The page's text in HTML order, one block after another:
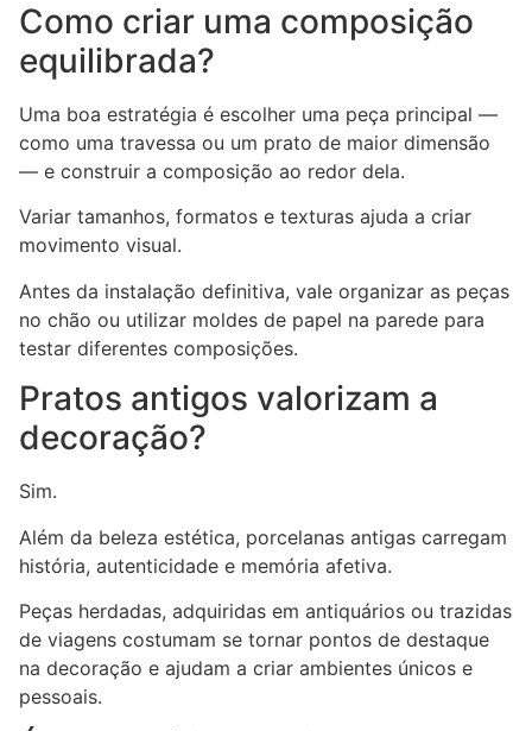
Como criar uma composição
equilibrada?
Uma boa estratégia é escolher uma peça principal —
como uma travessa ou um prato de maior dimensão
— e construir a composição ao redor dela.
Variar tamanhos, formatos e texturas ajuda a criar
movimento visual.
Antes da instalação definitiva, vale organizar as peças
no chão ou utilizar moldes de papel na parede para
testar diferentes composições.
Pratos antigos valorizam a
decoração?
Sim.
Além da beleza estética, porcelanas antigas carregam
história, autenticidade e memória afetiva.
Peças herdadas, adquiridas em antiquários ou trazidas
de viagens costumam se tornar pontos de destaque
na decoração e ajudam a criar ambientes únicos e
pessoais.